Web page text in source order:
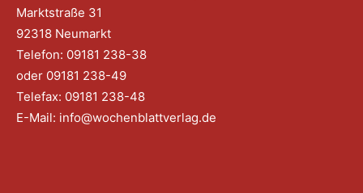
Marktstraße 31
92318 Neumarkt
Telefon: 09181 238-38
oder 09181 238-49
Telefax: 09181 238-48
E-Mail: info@wochenblattverlag.de